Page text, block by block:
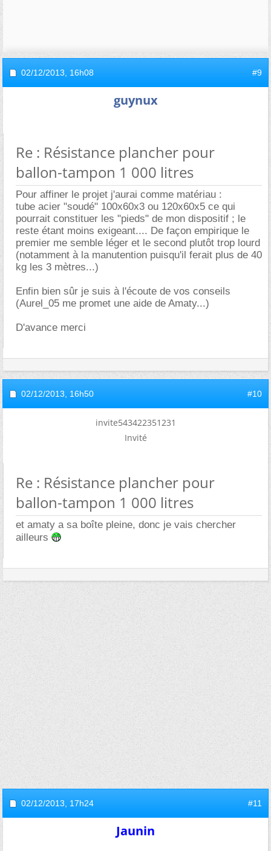
02/12/2013, 16h08 #9
guynux
Re : Résistance plancher pour
ballon-tampon 1 000 litres
Pour affiner le projet j'aurai comme matériau :
tube acier "soudé" 100x60x3 ou 120x60x5 ce qui
pourrait constituer les "pieds" de mon dispositif ; le
reste étant moins exigeant.... De façon empirique le
premier me semble léger et le second plutôt trop lourd
(notamment à la manutention puisqu'il ferait plus de 40
kg les 3 mètres...)
Enfin bien sûr je suis à l'écoute de vos conseils
(Aurel_05 me promet une aide de Amaty...)
D'avance merci
02/12/2013, 16h50 #10
invite543422351231
Invité
Re : Résistance plancher pour
ballon-tampon 1 000 litres
et amaty a sa boîte pleine, donc je vais chercher
ailleurs
02/12/2013, 17h24 #11
Jaunin